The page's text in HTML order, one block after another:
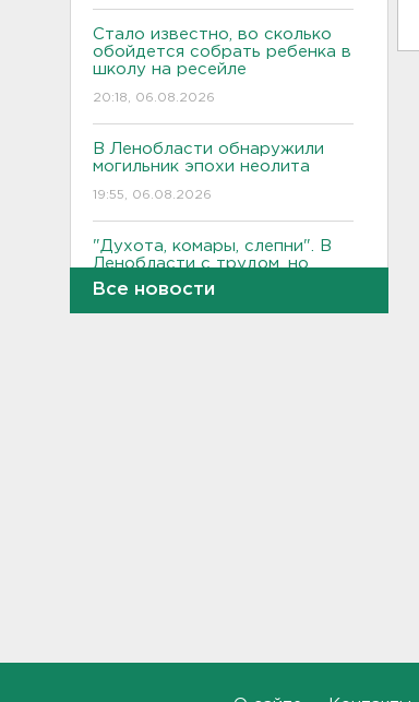
Стало известно, во сколько
обойдется собрать ребенка в
школу на ресейле
20:18, 06.08.2026
В Ленобласти обнаружили
могильник эпохи неолита
19:55, 06.08.2026
"Духота, комары, слепни". В
Ленобласти с трудом, но
находят грибы и ягоды в лесу
Все новости